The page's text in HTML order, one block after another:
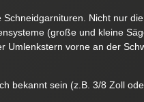
Nicht nur
(große und kleine
Umlenkstern vorne an der
bekannt sein (z.B. 3/8 Zoll